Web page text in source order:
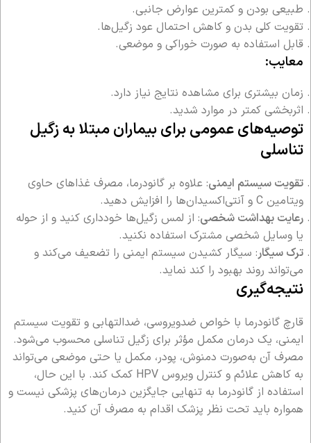
طبیعی بودن و کمترین عوارض جانبی.
تقویت کلی بدن و کاهش احتمال عود زگیل‌ها.
قابل استفاده به صورت خوراکی و موضعی.
معایب:
زمان بیشتری برای مشاهده نتایج نیاز دارد.
اثربخشی کمتر در موارد شدید.
توصیه‌های عمومی برای بیماران مبتلا به زگیل
تناسلی
تقویت سیستم ایمنی: علاوه بر گانودرما، مصرف غذاهای حاوی
ویتامین C و آنتی‌اکسیدان‌ها را افزایش دهید.
رعایت بهداشت شخصی: از لمس زگیل‌ها خودداری کنید و از حوله
یا وسایل شخصی مشترک استفاده نکنید.
ترک سیگار: سیگار کشیدن سیستم ایمنی را تضعیف می‌کند و
می‌تواند روند بهبود را کند نماید.
نتیجه‌گیری
قارچ گانودرما با خواص ضدویروسی، ضدالتهابی و تقویت سیستم
ایمنی، یک درمان مکمل مؤثر برای زگیل تناسلی محسوب می‌شود.
مصرف آن به‌صورت دمنوش، پودر، مکمل یا حتی موضعی می‌تواند
به کاهش علائم و کنترل ویروس HPV کمک کند. با این حال،
استفاده از گانودرما به تنهایی جایگزین درمان‌های پزشکی نیست و
همواره باید تحت نظر پزشک اقدام به مصرف آن کنید.